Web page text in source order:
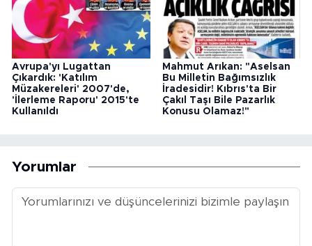
Avrupa'yı Lugattan
Çıkardık: 'Katılım
Müzakereleri' 2007'de,
'İlerleme Raporu' 2015'te
Kullanıldı
Mahmut Arıkan: "Aselsan
Bu Milletin Bağımsızlık
İradesidir! Kıbrıs'ta Bir
Çakıl Taşı Bile Pazarlık
Konusu Olamaz!"
Yorumlar